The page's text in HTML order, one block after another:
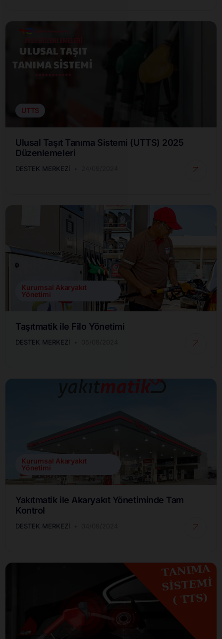
UTTS
Ulusal Taşıt Tanıma Sistemi (UTTS) 2025
Düzenlemeleri
DESTEK MERKEZI
Kurumsal Akaryakıt
Yönetimi
Taşıtmatik ile Filo Yönetimi
DESTEK MERKEZI
Kurumsal Akaryakıt
Yönetimi
Yakıtmatik ile Akaryakıt Yönetiminde Tam
Kontrol
DESTEK MERKEZI